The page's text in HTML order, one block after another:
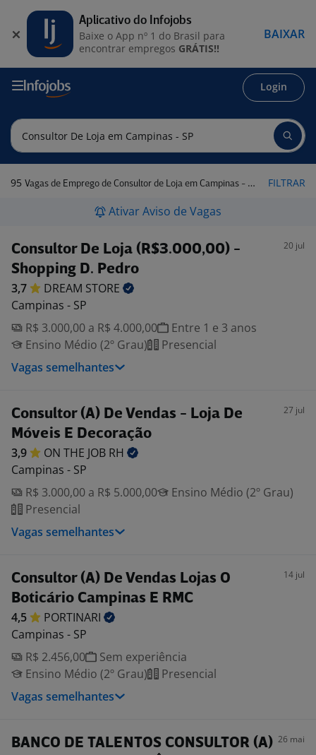
Login
95 Vagas de Emprego de Consultor de Loja em Campinas - SP FILTRAR
Ativar Aviso de Vagas
Consultor De Loja (R$3.000,00) -
Shopping D. Pedro
20 jul
3,7 DREAM STORE
Campinas - SP
R$ 3.000,00 a R$ 4.000,00
Entre 1 e 3 anos
Ensino Médio (2º Grau)
Presencial
Vagas semelhantes
Consultor (A) De Vendas - Loja De
Móveis E Decoração
27 jul
3,9 ON THE JOB RH
Campinas - SP
R$ 3.000,00 a R$ 5.000,00
Ensino Médio (2º Grau)
Presencial
Vagas semelhantes
Consultor (A) De Vendas Lojas O
Boticário Campinas E RMC
14 jul
4,5
PORTINARI
Campinas - SP
R$ 2.456,00
Sem experiência
Ensino Médio (2º Grau)
Presencial
Vagas semelhantes
BANCO DE TALENTOS CONSULTOR (A) 26 mai
Aplicativo do Infojobs
Baixe o App nº 1 do Brasil para
encontrar empregos GRÁTIS!!
BAIXAR